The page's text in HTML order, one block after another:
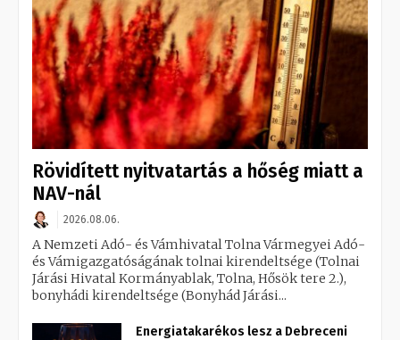
Rövidített nyitvatartás a hőség miatt a
NAV-nál
2026.08.06.
A Nemzeti Adó- és Vámhivatal Tolna Vármegyei Adó-
és Vámigazgatóságának tolnai kirendeltsége (Tolnai
Járási Hivatal Kormányablak, Tolna, Hősök tere 2.),
bonyhádi kirendeltsége (Bonyhád Járási...
Energiatakarékos lesz a Debreceni